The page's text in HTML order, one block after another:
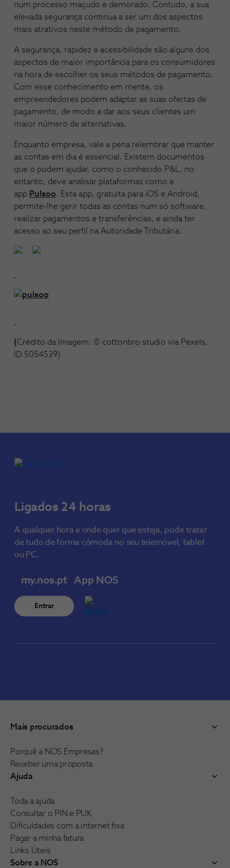
num processo maçudo e demorado. Contudo, a sua
elevada segurança continua a ser um dos aspectos
mais atrativos neste método de pagamento.
A segurança, rapidez e acessibilidade são alguns dos
aspectos de maior importância para os consumidores
na hora de escolher os seus métodos de pagamento.
Com esse conhecimento em mente, os
empreendedores podem adaptar as suas ofertas de
pagamento, de modo a dar aos seus clientes um
maior número de alternativas.
Enquanto empresa, vale a pena relembrar que manter
as contas em dia é essencial. Existem documentos
que o podem ajudar, como o conhecido P&L, no
entanto, deve analisar plataformas como a
app Pulsoo. Esta app, gratuita para iOS e Android,
permite-lhe gerir todas as contas num só software,
realizar pagamentos e transferências, e ainda ter
acesso ao seu perfil na Autoridade Tributária.
(Crédito da Imagem: © cottonbro studio via Pexels,
ID 5054539)
Ligados 24 horas
A qualquer hora e onde quer que esteja, pode tratar
de tudo de forma cómoda no seu telemóvel, tablet
ou PC.
my.nos.pt
Entrar
App NOS
Mais procurados
Porquê a NOS Empresas?
Receber uma proposta
Ajuda
Toda a ajuda
Consultar o PIN e PUK
Dificuldades com a internet fixa
Pagar a minha fatura
Links Úteis
Sobre a NOS